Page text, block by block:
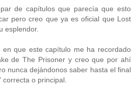
de capítulos que parecía que esto
pero creo que ya es oficial que Lost
esplendor.
en que este capítulo me ha recordado
de The Prisoner y creo que por ahí
nunca dejándonos saber hasta el final
o principal.